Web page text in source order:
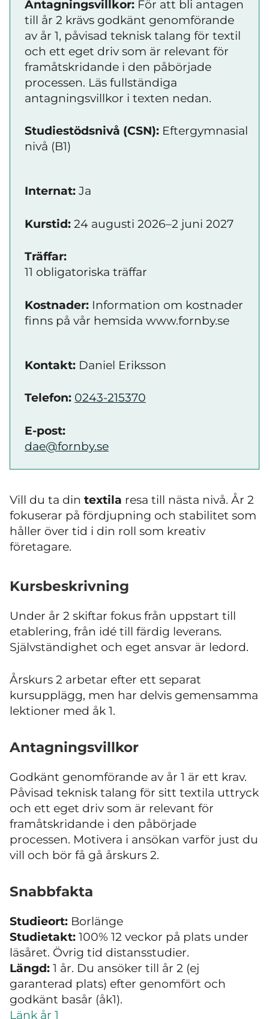
Antagningsvillkor: För att bli antagen
till år 2 krävs godkänt genomförande
av år 1, påvisad teknisk talang för textil
och ett eget driv som är relevant för
framåtskridande i den påbörjade
processen. Läs fullständiga
antagningsvillkor i texten nedan.
Studiestödsnivå (CSN): Eftergymnasial
nivå (B1)
Internat: Ja
Kurstid: 24 augusti 2026–2 juni 2027
Träffar:
11 obligatoriska träffar
Kostnader: Information om kostnader
finns på vår hemsida www.fornby.se
Kontakt: Daniel Eriksson
Telefon: 0243-215370
E-post:
dae@fornby.se
Vill du ta din textila resa till nästa nivå. År 2
fokuserar på fördjupning och stabilitet som
håller över tid i din roll som kreativ
företagare.
Kursbeskrivning
Under år 2 skiftar fokus från uppstart till
etablering, från idé till färdig leverans.
Självständighet och eget ansvar är ledord.
Årskurs 2 arbetar efter ett separat
kursupplägg, men har delvis gemensamma
lektioner med åk 1.
Antagningsvillkor
Godkänt genomförande av år 1 är ett krav.
Påvisad teknisk talang för sitt textila uttryck
och ett eget driv som är relevant för
framåtskridande i den påbörjade
processen. Motivera i ansökan varför just du
vill och bör få gå årskurs 2.
Snabbfakta
Studieort: Borlänge
Studietakt: 100% 12 veckor på plats under
läsåret. Övrig tid distansstudier.
Längd: 1 år. Du ansöker till år 2 (ej
garanterad plats) efter genomfört och
godkänt basår (åk1).
Länk år 1